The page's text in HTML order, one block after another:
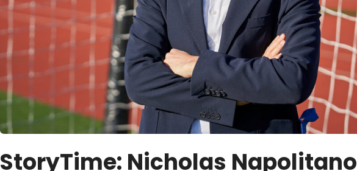
StoryTime: Nicholas Napolitano